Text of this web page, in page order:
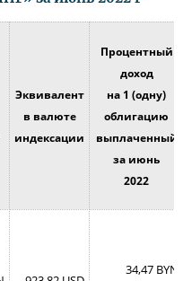
Эквивалент
в валюте
индексации
Процентный
доход
на 1 (одну)
облигацию
выплаченный
за июнь
2022
34,47 BYN